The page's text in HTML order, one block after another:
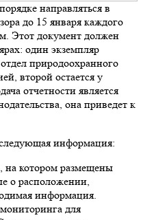
направляться в
до 15 января каждого
Этот документ должен
один экземпляр
природоохранного
второй остается у
отчетности является
она приведет к
информация:
на котором размещены
о расположении,
информация.
для